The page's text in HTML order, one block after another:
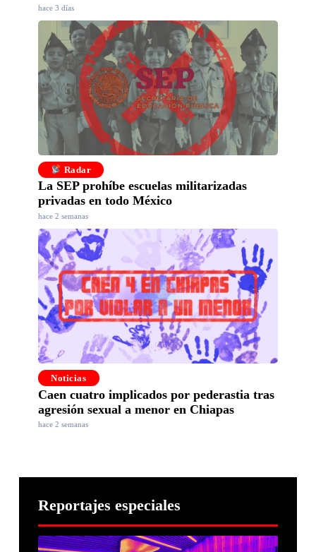
hace 3 días
Radar
La SEP prohíbe escuelas militarizadas
privadas en todo México
hace 2 semanas
Noticias
Caen cuatro implicados por pederastia tras
agresión sexual a menor en Chiapas
hace 2 semanas
Reportajes especiales